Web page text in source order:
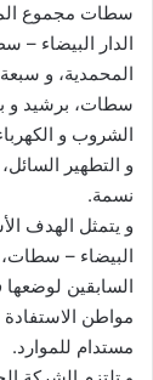
سطات مجموع
الدار البيضاء –
المحمدية، و سبعة
سطات، برشيد و
الشروب و
نسمة.
و يتمثل الهدف
البيضاء –
السابقين
مواطن
مستدام للموارد.